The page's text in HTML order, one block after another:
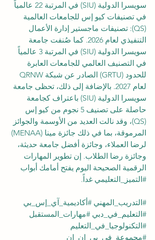
سويسرا الدولية (SIU) في المرتبة 22 عالمياً
في تصنيفات كيو إس للجامعات العالمية
(QS): تصنيفات ماجستير إدارة الأعمال
التنفيذي لعام 2026. كما صُنفت جامعة
سويسرا الدولية (SIU) في المرتبة 3 عالمياً
في التصنيف العالمي للجامعات العابرة
لعام 2027. بالإضافة إلى ذلك، تحظى جامعة
سويسرا الدولية (SIU) باعتراف كجامعة
حاصلة على تصنيف 5 نجوم من كيو إس
(QS)، وقد نالت العديد من الأوسمة والجوائز
المرموقة، بما في ذلك جائزة مينا (MENAA)
لرضا العملاء، وجائزة أفضل جامعة حديثة،
وجائزة رضا الطلاب. إن تطوير المهارات
الرقمية الصحيحة اليوم يفتح أمامك أبواب
#التميز_التعليمي غداً.
#التدريب_المهني #أكاديمية_آي_إس_بي
#التعليم_في_دبي #مهارات_المستقبل
#التكنولوجيا_في_التعليم
#مجموعة_في_بي_إن_إن